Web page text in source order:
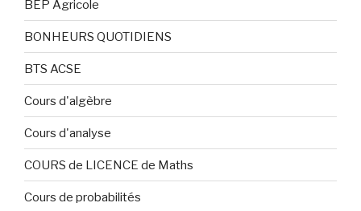
BEP Agricole
BONHEURS QUOTIDIENS
BTS ACSE
Cours d'algèbre
Cours d'analyse
COURS de LICENCE de Maths
Cours de probabilités